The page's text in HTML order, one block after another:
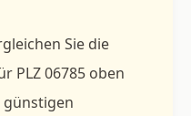
Sie die
PLZ 06785 oben
günstigen